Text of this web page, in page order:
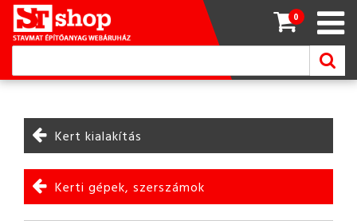
0
Kert kialakítás
Kerti gépek, szerszámok